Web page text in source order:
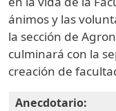
ánimos y las
la sección de
culminará con la
creación de
Anecdotario: